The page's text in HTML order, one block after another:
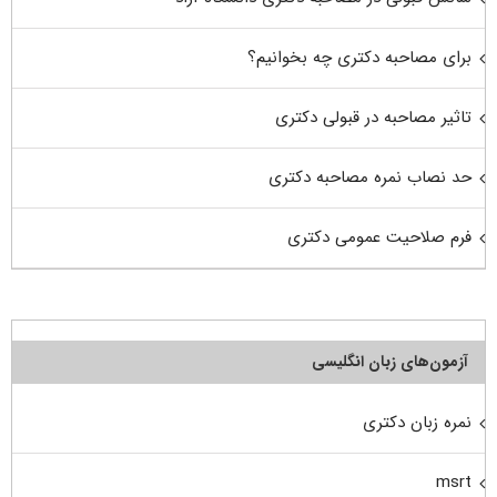
برای مصاحبه دکتری چه بخوانیم؟
تاثیر مصاحبه در قبولی دکتری
حد نصاب نمره مصاحبه دکتری
فرم صلاحیت عمومی دکتری
آزمون‌های زبان انگلیسی
نمره زبان دکتری
msrt